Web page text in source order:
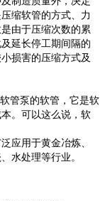
缩软管的方式、力
由于压缩次数的累
延长停工期间隔的
损害的压缩方式及
软管泵 的软管，它是软
。可以这么说， 软
应用于黄金冶炼、
水处理等行业。